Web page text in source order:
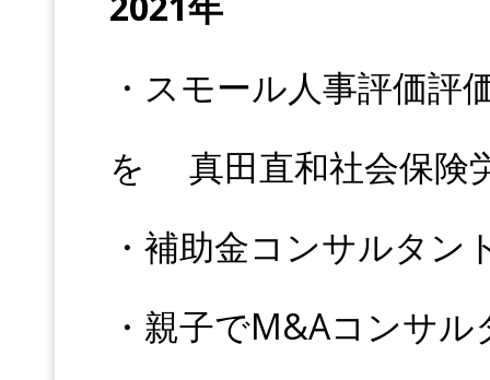
・スモール人事評価評
を 真田直和社会保険
・補助金コンサルタン
・親子でM&Aコンサ